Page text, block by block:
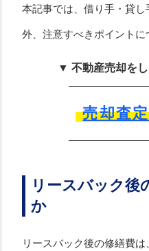
本記事では、借り手・貸
外、注意すべきポイントに
▼ 不動産売却を
売却査
リースバック後
か
リースバック後の修繕費